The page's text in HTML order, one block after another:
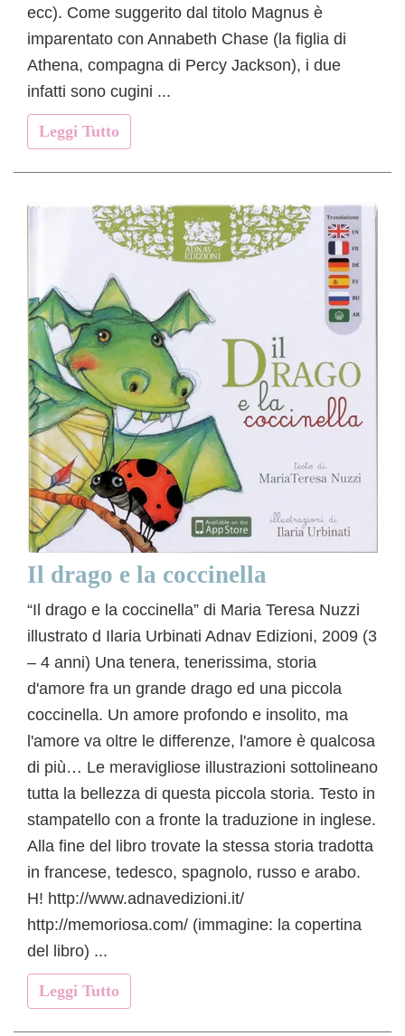
ecc). Come suggerito dal titolo Magnus è
imparentato con Annabeth Chase (la figlia di
Athena, compagna di Percy Jackson), i due
infatti sono cugini ...
Leggi Tutto
Il drago e la coccinella
“Il drago e la coccinella” di Maria Teresa Nuzzi
illustrato d Ilaria Urbinati Adnav Edizioni, 2009 (3
– 4 anni) Una tenera, tenerissima, storia
d'amore fra un grande drago ed una piccola
coccinella. Un amore profondo e insolito, ma
l'amore va oltre le differenze, l'amore è qualcosa
di più… Le meravigliose illustrazioni sottolineano
tutta la bellezza di questa piccola storia. Testo in
stampatello con a fronte la traduzione in inglese.
Alla fine del libro trovate la stessa storia tradotta
in francese, tedesco, spagnolo, russo e arabo.
H! http://www.adnavedizioni.it/
http://memoriosa.com/ (immagine: la copertina
del libro) ...
Leggi Tutto